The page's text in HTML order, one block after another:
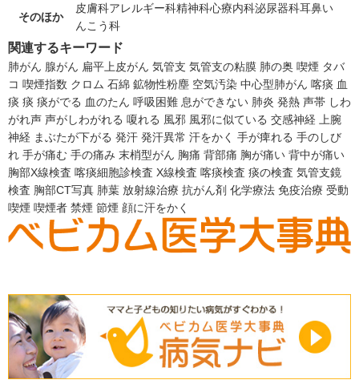
そのほか
皮膚科アレルギー科精神科心療内科泌尿器科耳鼻い
んこう科
関連するキーワード
肺がん 腺がん 扁平上皮がん 気管支 気管支の粘膜 肺の奥 喫煙 タバ
コ 喫煙指数 クロム 石綿 鉱物性粉塵 空気汚染 中心型肺がん 喀痰 血
痰 痰 痰がでる 血のたん 呼吸困難 息ができない 肺炎 発熱 声帯 しわ
がれ声 声がしわがれる 嗄れる 風邪 風邪に似ている 交感神経
上腕
神経 まぶたが下がる 発汗 発汗異常 汗をかく 手が痺れる 手のしび
れ 手が痛む 手の痛み 末梢型がん 胸痛 背部痛 胸が痛い 背中が痛い
胸部X線検査 喀痰細胞診検査 X線検査 喀痰検査 痰の検査 気管支鏡
検査 胸部CT写真 肺葉 放射線治療 抗がん剤 化学療法 免疫治療 受動
喫煙 喫煙者 禁煙 節煙 顔に汗をかく